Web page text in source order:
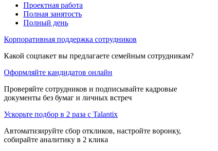
Проектная работа
Полная занятость
Полный день
Корпоративная поддержка сотрудников
Какой соцпакет вы предлагаете семейным сотрудникам?
Оформляйте кандидатов онлайн
Проверяйте сотрудников и подписывайте кадровые
документы без бумаг и личных встреч
Ускорьте подбор в 2 раза с Talantix
Автоматизируйте сбор откликов, настройте воронку,
собирайте аналитику в 2 клика